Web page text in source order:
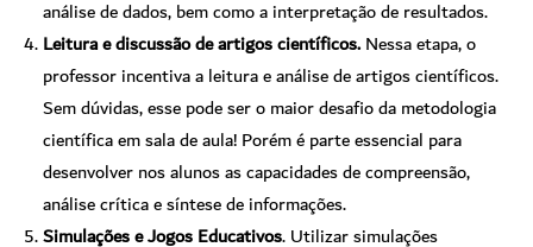
análise de dados, bem como a interpretação de resultados.
Leitura e discussão de artigos científicos.Nessa etapa, o
professor incentiva a leitura e análise de artigos científicos.
Sem dúvidas, esse pode ser o maior desafio da metodologia
científica em sala de aula! Porém é parte essencial para
desenvolver nos alunos as capacidades de compreensão,
análise crítica e síntese de informações.
Simulações e Jogos Educativos. Utilizar simulações